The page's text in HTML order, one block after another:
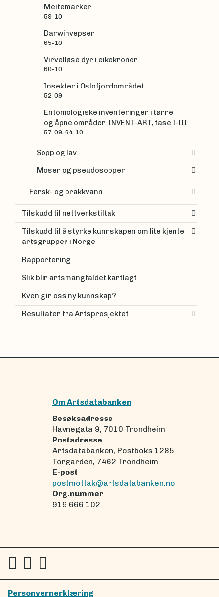
Meitemarker
59-10
Darwinvepser
65-10
Virvelløse dyr i eikekroner
60-10
Insekter i Oslofjordområdet
52-09
Entomologiske inventeringer i tørre
og åpne områder. INVENT-ART, fase I-III
57-09, 64-10
Sopp og lav
Moser og pseudosopper
Fersk- og brakkvann
Tilskudd til nettverkstiltak
Tilskudd til å styrke kunnskapen om lite kjente
artsgrupper i Norge
Rapportering
Slik blir artsmangfaldet kartlagt
Kven gir oss ny kunnskap?
Resultater fra Artsprosjektet
Om Artsdatabanken
Besøksadresse
Havnegata 9, 7010 Trondheim
Postadresse
Artsdatabanken, Postboks 1285
Torgarden, 7462 Trondheim
E-post
postmottak@artsdatabanken.no
Org.nummer
919 666 102
Personvernerklæring